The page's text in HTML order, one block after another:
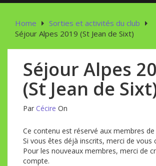
Home
Sorties et activités du club
Séjour Alpes 2019 (St Jean de Sixt)
Séjour Alpes
(St Jean de
Par Cécire On
Ce contenu est réservé aux membres
Si vous êtes déjà inscrits, merci de vous
Pour les nouveaux membres, merci de
compte.